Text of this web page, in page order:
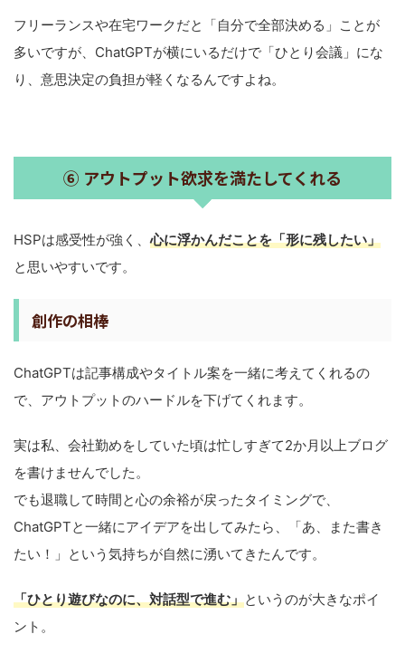
フリーランスや在宅ワークだと「自分で全部決める」ことが
多いですが、ChatGPTが横にいるだけで「ひとり会議」にな
り、意思決定の負担が軽くなるんですよね。
⑥ アウトプット欲求を満たしてくれる
HSPは感受性が強く、心に浮かんだことを「形に残したい」
と思いやすいです。
創作の相棒
ChatGPTは記事構成やタイトル案を一緒に考えてくれるの
で、アウトプットのハードルを下げてくれます。
実は私、会社勤めをしていた頃は忙しすぎて2か月以上ブログ
を書けませんでした。
でも退職して時間と心の余裕が戻ったタイミングで、
ChatGPTと一緒にアイデアを出してみたら、「あ、また書き
たい！」という気持ちが自然に湧いてきたんです。
「ひとり遊びなのに、対話型で進む」というのが大きなポイ
ント。